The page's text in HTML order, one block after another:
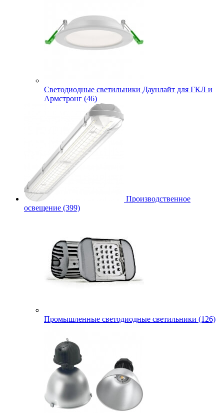
Cветодиодные светильники Даунлайт для ГКЛ и
Армстронг (46)
Производственное
освещение (399)
Промышленные светодиодные светильники (126)